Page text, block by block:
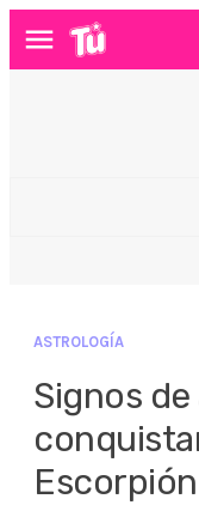
Menú
ASTROLOGÍA
Signos